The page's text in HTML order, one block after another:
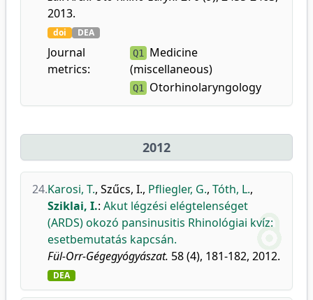
2013.
doi DEA
Journal
metrics:
Q1 Medicine
(miscellaneous)
Q1 Otorhinolaryngology
2012
24.Karosi, T., Szűcs, I., Pfliegler, G., Tóth, L.,
Sziklai, I.: Akut légzési elégtelenséget
(ARDS) okozó pansinusitis Rhinológiai kvíz:
esetbemutatás kapcsán.
Fül-Orr-Gégegyógyászat. 58 (4), 181-182, 2012.
DEA